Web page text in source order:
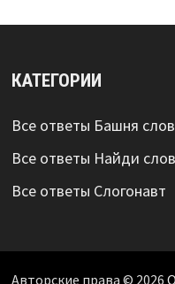
КАТЕГОРИИ
Все ответы Башня слов
Все ответы Найди
Все ответы Слогонавт
Авторские права © 2026